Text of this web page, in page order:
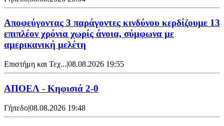
Αποφεύγοντας 3 παράγοντες κινδύνου κερδίζουμε 13
επιπλέον χρόνια χωρίς άνοια, σύμφωνα με
αμερικανική μελέτη
Επιστήμη και Τεχ...|08.08.2026 19:55
ΑΠΟΕΛ - Κηφισιά 2-0
Γήπεδο|08.08.2026 19:48